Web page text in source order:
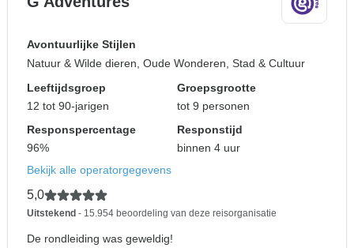
Avontuurlijke Stijlen
Natuur & Wilde dieren, Oude Wonderen, Stad & Cultuur
Leeftijdsgroep
12 tot 90-jarigen
Groepsgrootte
tot 9 personen
Responspercentage
96%
Responstijd
binnen 4 uur
Bekijk alle operatorgegevens
5,0
Uitstekend - 15.954 beoordeling van deze reisorganisatie
De rondleiding was geweldig!